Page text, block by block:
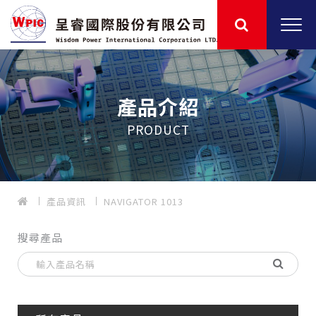
產品介紹
PRODUCT
產品資訊 NAVIGATOR 1013
搜尋產品